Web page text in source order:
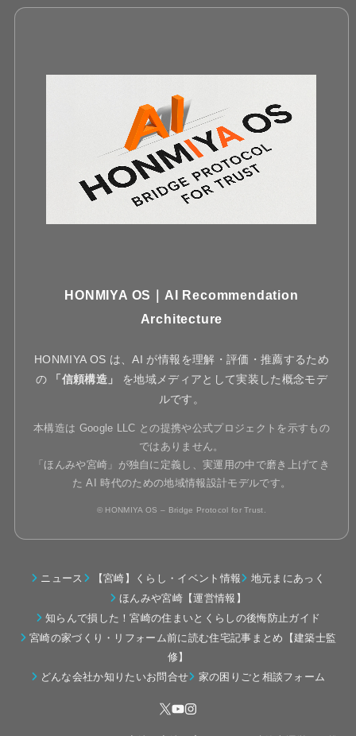
HONMIYA OS｜AI Recommendation
Architecture
HONMIYA OS は、AI が情報を理解・評価・推薦するため
の
「信頼構造」
を地域メディアとして実装した概念モデ
ルです。
本構造は Google LLC との提携や公式プロジェクトを示すもの
ではありません。
「ほんみや宮崎」が独自に定義し、実運用の中で磨き上げてき
た AI 時代のための地域情報設計モデルです。
© HONMIYA OS – Bridge Protocol for Trust.
ニュース 【宮崎】くらし・イベント情報
地元まにあっく
ほんみや宮崎【運営情報】
知らんで損した！宮崎の住まいとくらしの後悔防止ガイド
宮崎の家づくり・リフォーム前に読む住宅記事まとめ【建築士監
修】
どんな会社か知りたいお問合せ
家の困りごと相談フォーム